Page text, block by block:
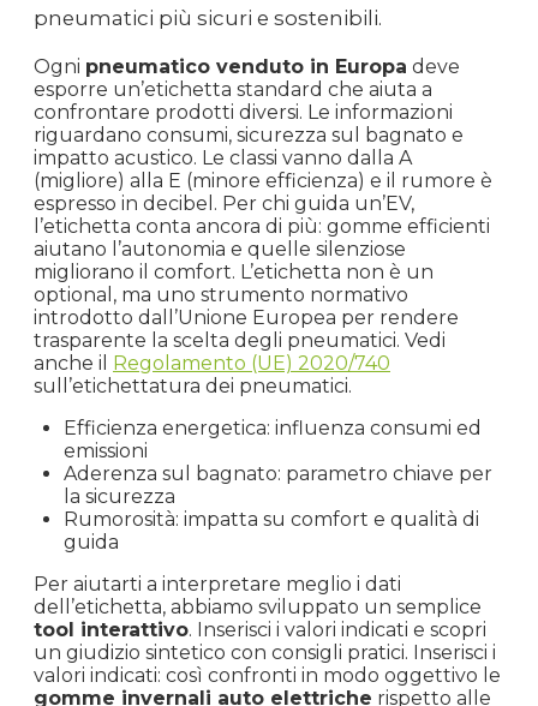
pneumatici più sicuri e sostenibili.
Ogni pneumatico venduto in Europa deve
esporre un’etichetta standard che aiuta a
confrontare prodotti diversi. Le informazioni
riguardano consumi, sicurezza sul bagnato e
impatto acustico. Le classi vanno dalla A
(migliore) alla E (minore efficienza) e il rumore è
espresso in decibel. Per chi guida un’EV,
l’etichetta conta ancora di più: gomme efficienti
aiutano l’autonomia e quelle silenziose
migliorano il comfort. L’etichetta non è un
optional, ma uno strumento normativo
introdotto dall’Unione Europea per rendere
trasparente la scelta degli pneumatici. Vedi
anche il
Regolamento (UE) 2020/740
sull’etichettatura dei pneumatici.
Efficienza energetica: influenza consumi ed
emissioni
Aderenza sul bagnato: parametro chiave per
la sicurezza
Rumorosità: impatta su comfort e qualità di
guida
Per aiutarti a interpretare meglio i dati
dell’etichetta, abbiamo sviluppato un semplice
tool interattivo. Inserisci i valori indicati e scopri
un giudizio sintetico con consigli pratici. Inserisci i
valori indicati: così confronti in modo oggettivo le
gomme invernali auto elettriche rispetto alle